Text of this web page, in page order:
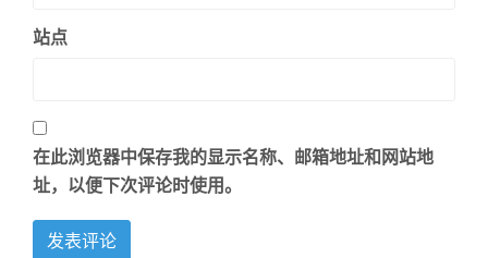
站点
在此浏览器中保存我的显示名称、邮箱地址和网站地
址，以便下次评论时使用。